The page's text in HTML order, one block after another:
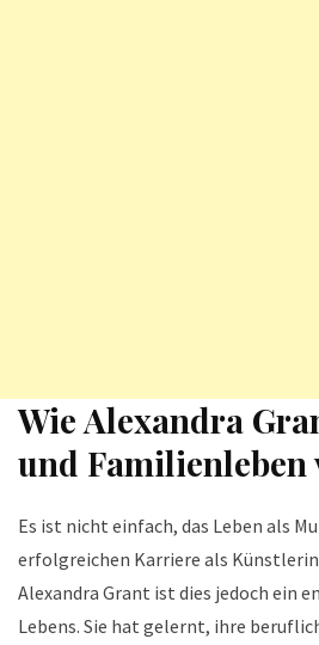
Wie Alexandra
und Familienleben
Es ist nicht einfach, das Leben als
erfolgreichen Karriere als Künstlerin
Alexandra Grant ist dies jedoch ein
Lebens. Sie hat gelernt, ihre